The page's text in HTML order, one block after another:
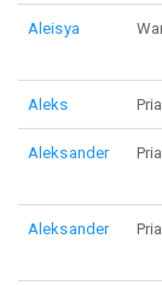
Aleisya
Aleks Pria
Aleksander Pria
Aleksander Pria